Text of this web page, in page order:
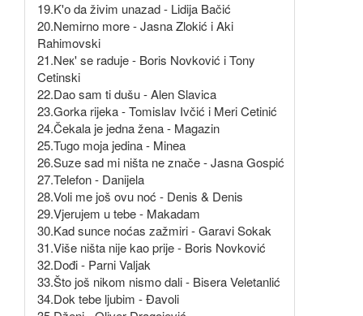
19.K'о da živim unazad - Lidija Bačić
20.Nemirno more - Jasna Zlokić i Aki
Rahimovski
21.Neк' se raduje - Boris Novković i Tony
Cetinski
22.Dao sam ti dušu - Alen Slavica
23.Gorka rijeka - Tomislav Ivčić i Meri Cetinić
24.Čekala je jedna žena - Magazin
25.Tugo moja jedina - Minea
26.Suze sad mi ništa ne znače - Jasna Gospić
27.Telefon - Danijela
28.Voli me još ovu noć - Denis & Denis
29.Vjerujem u tebe - Makadam
30.Kad sunce noćas zažmiri - Garavi Sokak
31.Više ništa nije kao prije - Boris Novković
32.Dođi - Parni Valjak
33.Što još nikom nismo dali - Bisera Veletanlić
34.Dok tebe ljubim - Đavoli